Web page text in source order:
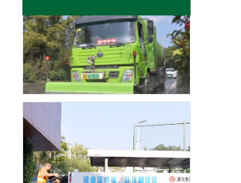
市政管养一体化
道路清扫保洁